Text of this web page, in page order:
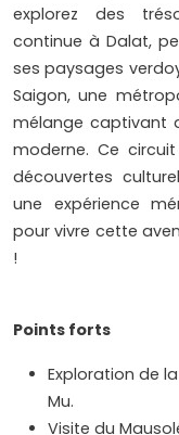
explorez des
continue à Dalat,
ses paysages
Saigon, une
mélange captivant
moderne. Ce
découvertes
une expérience
pour vivre cette
!
Points forts
Exploration de
Mu.
Visite du